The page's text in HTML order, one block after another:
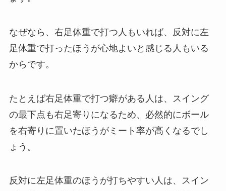
なぜなら、右足体重で打つ人もいれば、反対に左
足体重で打ったほうが心地よいと感じる人もいる
からです。
たとえば右足体重で打つ癖がある人は、スイング
の最下点も右足寄りになるため、必然的にボール
を右寄りに置いたほうがミート率が高くなるでし
ょう。
反対に左足体重のほうが打ちやすい人は、スイン